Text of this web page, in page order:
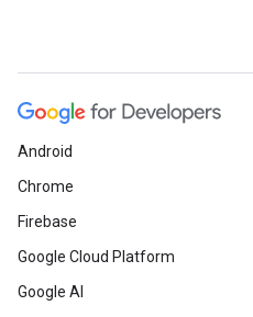
Android
Chrome
Firebase
Google Cloud Platform
Google AI